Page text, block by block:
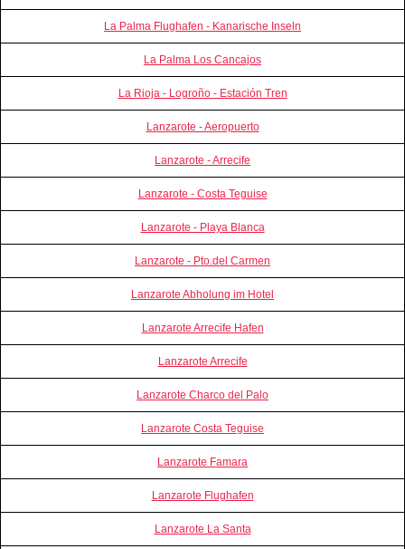
La Palma Flughafen - Kanarische Inseln
La Palma Los Cancajos
La Rioja - Logroño - Estación Tren
Lanzarote - Aeropuerto
Lanzarote - Arrecife
Lanzarote - Costa Teguise
Lanzarote - Playa Blanca
Lanzarote - Pto.del Carmen
Lanzarote Abholung im Hotel
Lanzarote Arrecife Hafen
Lanzarote Arrecife
Lanzarote Charco del Palo
Lanzarote Costa Teguise
Lanzarote Famara
Lanzarote Flughafen
Lanzarote La Santa